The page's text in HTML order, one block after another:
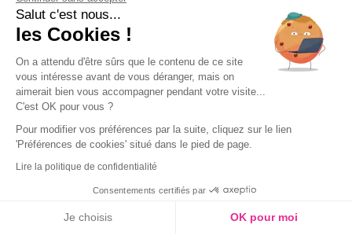
04 42 20 78 42
Du lundi au jeudi de 8h30 à 16h30 & le
vendredi de 8h30 à 15h30
Salut c'est nous...
les Cookies !
On a attendu d'être sûrs que le contenu de ce site
vous intéresse avant de vous déranger, mais on
aimerait bien vous accompagner pendant votre visite...
C'est OK pour vous ?
Pour modifier vos préférences par la suite, cliquez sur le lien
'Préférences de cookies' situé dans le pied de page.
Lire la politique de confidentialité
Consentements certifiés par
Je choisis OK pour moi